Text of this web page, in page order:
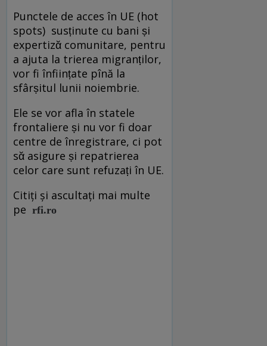
Punctele de acces în UE (hot
spots) susṭinute cu bani ṣi
expertizᾰ comunitare, pentru
a ajuta la trierea migranṭilor,
vor fi înfiinṭate pînă la
sfârṣitul lunii noiembrie.
Ele se vor afla în statele
frontaliere ṣi nu vor fi doar
centre de înregistrare, ci pot
sᾰ asigure ṣi repatrierea
celor care sunt refuzaṭi în UE.
Citiți și ascultați mai multe
pe rfi.ro